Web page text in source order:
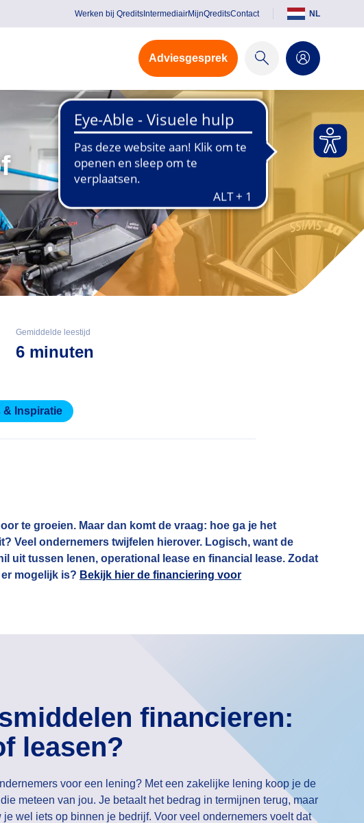
Werken bij Qredits IntermediairMijnQreditsContact NL
Adviesgesprek
Gemiddelde leestijd
6 minuten
& Inspiratie
te groeien. Maar dan komt de vraag: hoe ga je het
Veel ondernemers twijfelen hierover. Logisch, want de
uit tussen lenen, operational lease en financial lease. Zodat
mogelijk is? Bekijk hier de financiering voor
financieren:
leasen?
voor een lening? Met een zakelijke lening koop je de
meteen van jou. Je betaalt het bedrag in termijnen terug, maar
wel iets op binnen je bedrijf. Voor veel ondernemers voelt dat